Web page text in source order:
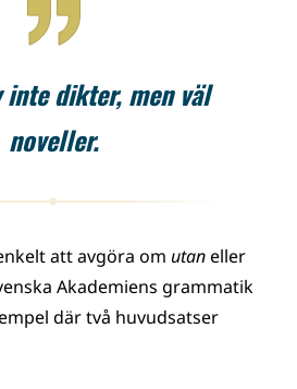
inte dikter, men väl
noveller.
att avgöra om utaneller
Akademiens grammatik
där två huvudsatser